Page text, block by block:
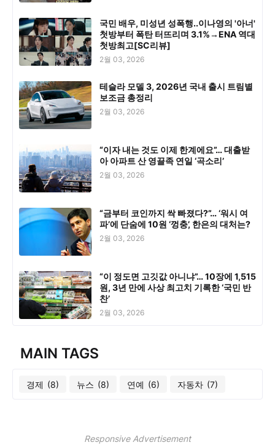
국민 배우, 미성년 성폭행..이나영의 '아너'
첫방부터 폭탄 터뜨리며 3.1%→ENA 역대
첫방최고[SC리뷰]
2월 03, 2026
테슬라 모델 3, 2026년 국내 출시 트림별
보조금 총정리
2월 03, 2026
“이자 내는 것도 이제 한계에요”… 대출받
아 아파트 산 영끌족 연일 ‘곡소리’
2월 03, 2026
“금부터 코인까지 싹 빠졌다?”… ‘워시 여
파’에 단숨에 10원 ‘껑충’, 한은의 대처는?
2월 03, 2026
“이 정도면 고깃값 아니냐”… 10장에 1,515
원, 3년 만에 사상 최고치 기록한 ‘국민 반
찬’
2월 03, 2026
MAIN TAGS
경제 (8) 뉴스 (8) 연예 (6) 자동차 (7)
Responsive Advertisement